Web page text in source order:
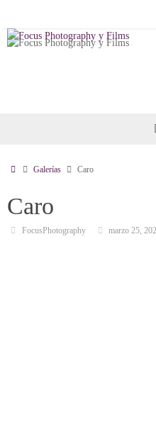
contenido
InicioGalerías Caro
Caro
FocusPhotography marzo 25,